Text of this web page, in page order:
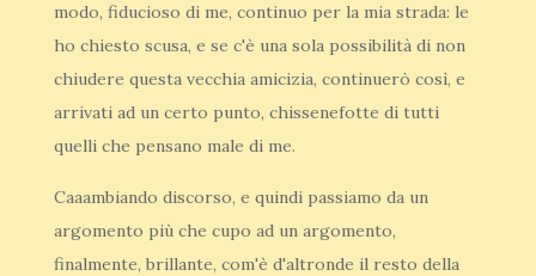
modo, fiducioso di me, continuo per la mia strada: le
ho chiesto scusa, e se c'è una sola possibilità di non
chiudere questa vecchia amicizia, continuerò così, e
arrivati ad un certo punto, chissenefotte di tutti
quelli che pensano male di me.
Caaambiando discorso, e quindi passiamo da un
argomento più che cupo ad un argomento,
finalmente, brillante, com'è d'altronde il resto della